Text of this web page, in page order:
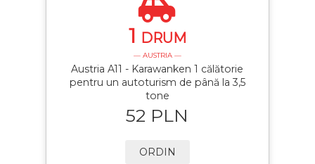
1 DRUM
— AUSTRIA —
Austria A11 - Karawanken 1 călătorie
pentru un autoturism de până la 3,5
tone
52 PLN
ORDIN